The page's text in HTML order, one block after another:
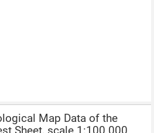
Map Data of the